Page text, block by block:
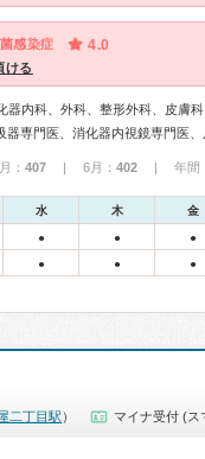
感染症 4.0
ける
器内科、外科、整形外科、皮膚
： 407 | 6月： 402 | 年間
水 木 金
● ● ●
● ● ●
二丁目駅 ） マイナ受付 (ス